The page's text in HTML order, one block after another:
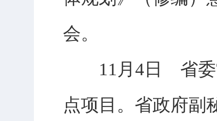
会。
11月4日 省委常
点项目。省政府副